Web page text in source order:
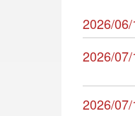
2026/
2026/
2026/